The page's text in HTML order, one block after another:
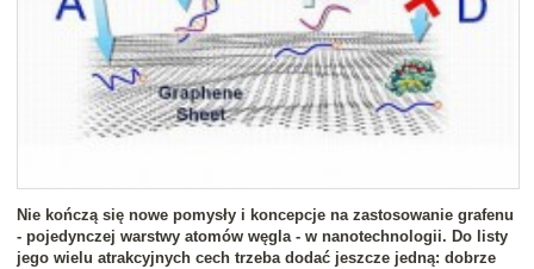
Nie kończą się nowe pomysły i koncepcje na zastosowanie grafenu
- pojedynczej warstwy atomów węgla - w nanotechnologii. Do listy
jego wielu atrakcyjnych cech trzeba dodać jeszcze jedną: dobrze